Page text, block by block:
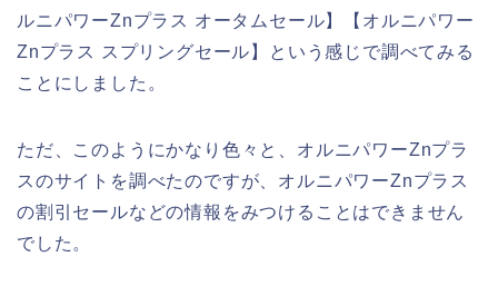
ルニパワーZnプラス オータムセール】【オルニパワー
Znプラス スプリングセール】という感じで調べてみる
ことにしました。
ただ、このようにかなり色々と、オルニパワーZnプラ
スのサイトを調べたのですが、オルニパワーZnプラス
の割引セールなどの情報をみつけることはできません
でした。